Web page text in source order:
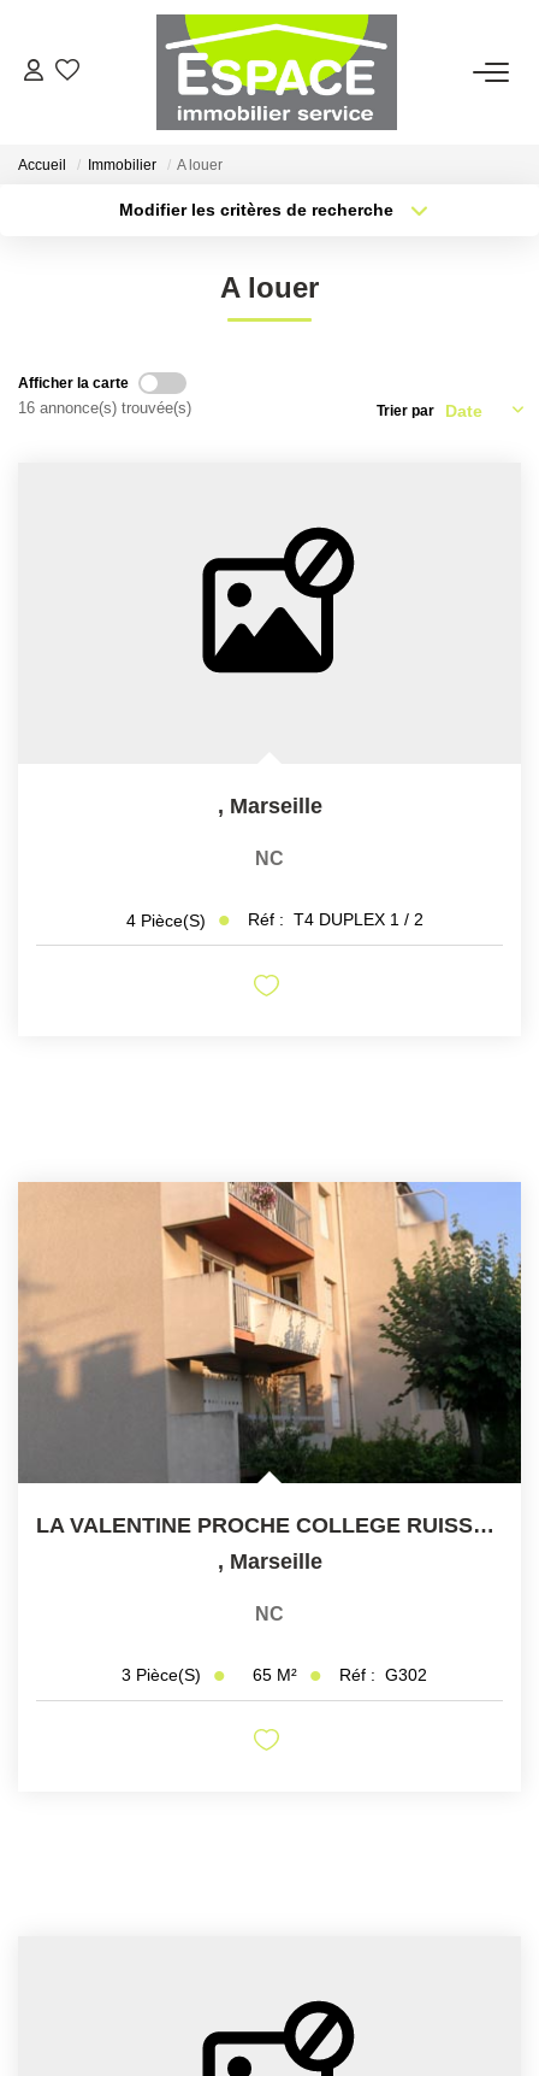
VENTES
CONTACT
Accueil Immobilier A louer
Modifier les critères de recherche
A louer
Afficher la carte
16 annonce(s) trouvée(s) Trier par
, Marseille
NC
4 Pièce(s) Réf : T4 DUPLEX 1 / 2
LA VALENTINE PROCHE COLLEGE RUISSATEL T3 65 M2 Balcon...
, Marseille
NC
3 Pièce(s) 65 M² Réf : G302